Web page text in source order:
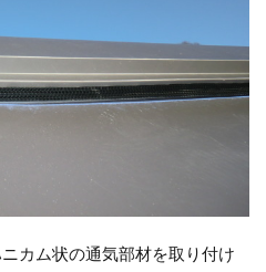
カム状の通気部材を取り付け